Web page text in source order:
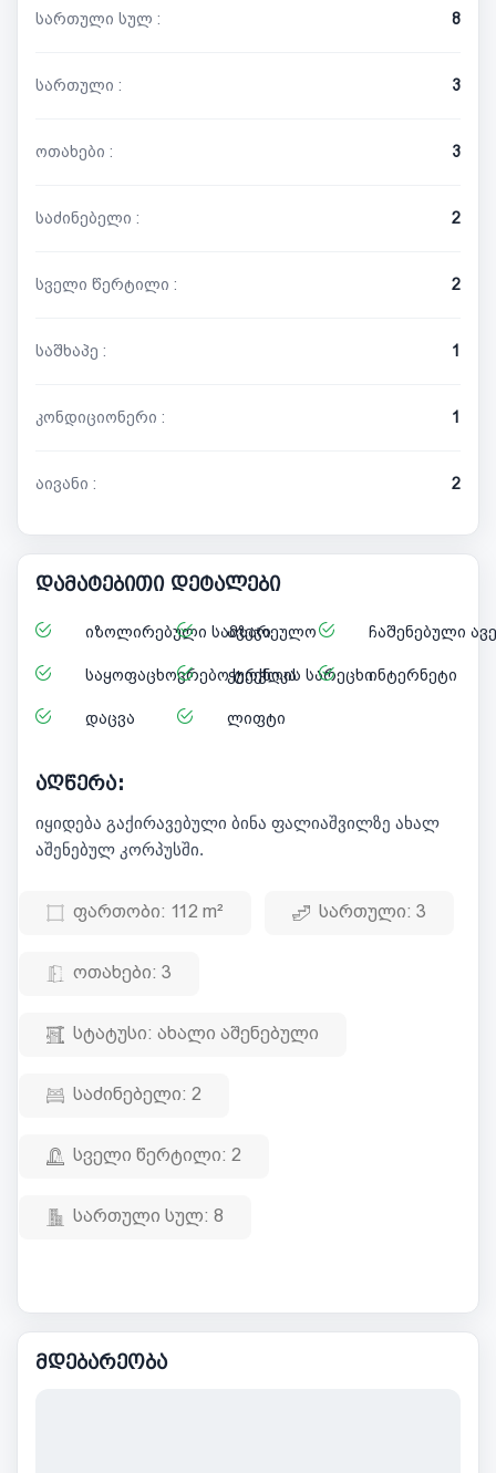
სართული სულ : 8
სართული : 3
ოთახები : 3
საძინებელი : 2
სველი წერტილი : 2
საშხაპე : 1
კონდიციონერი : 1
აივანი : 2
დამატებითი დეტალები
იზოლირებული სამზარეულო
ავეჯი ჩაშენებული
საყოფაცხოვრებო ტექნიკაჭურჭლის სარეცხიინტერნეტი
დაცვა ლიფტი
აღწერა:
იყიდება გაქირავებული ბინა ფალიაშვილზე ახალ
აშენებულ კორპუსში.
ფართობი: 112 m² სართული: 3
ოთახები: 3
სტატუსი: ახალი აშენებული
საძინებელი: 2
სველი წერტილი: 2
სართული სულ: 8
მდებარეობა